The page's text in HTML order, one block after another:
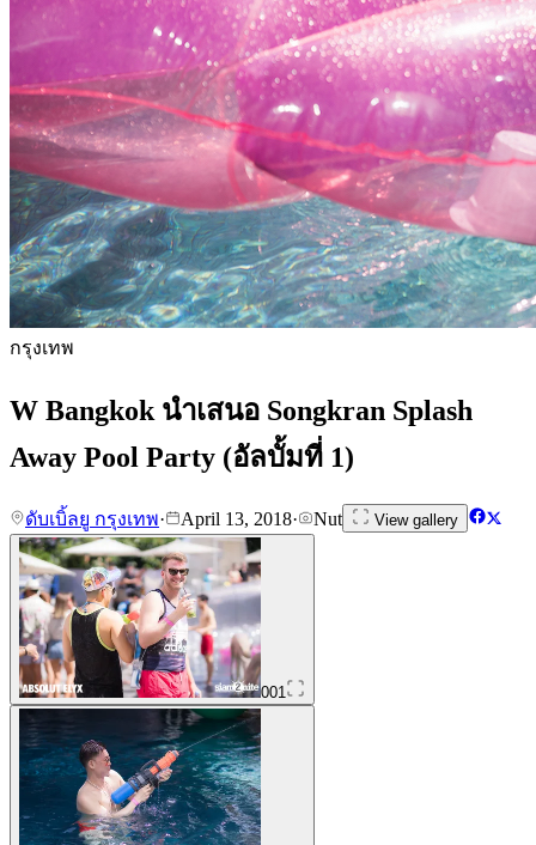
กรุงเทพ
W Bangkok นำเสนอ Songkran Splash
Away Pool Party (อัลบั้มที่ 1)
ดับเบิ้ลยู กรุงเทพ· April 13, 2018· Nut View gallery
001